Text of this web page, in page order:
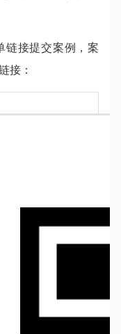
链接提交案例，案
接：